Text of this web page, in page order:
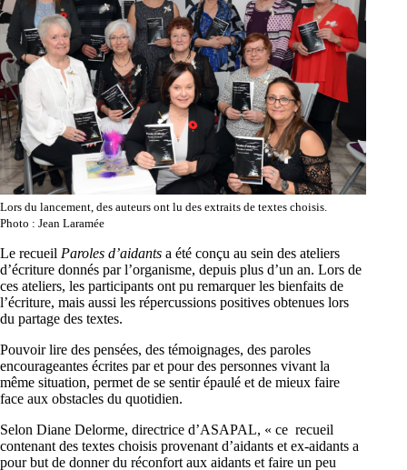
Lors du lancement, des auteurs ont lu des extraits de textes choisis.
Photo : Jean Laramée
Le recueil Paroles d’aidants a été conçu au sein des ateliers
d’écriture donnés par l’organisme, depuis plus d’un an. Lors de
ces ateliers, les participants ont pu remarquer les bienfaits de
l’écriture, mais aussi les répercussions positives obtenues lors
du partage des textes.
Pouvoir lire des pensées, des témoignages, des paroles
encourageantes écrites par et pour des personnes vivant la
même situation, permet de se sentir épaulé et de mieux faire
face aux obstacles du quotidien.
Selon Diane Delorme, directrice d’ASAPAL, « ce recueil
contenant des textes choisis provenant d’aidants et ex-aidants a
pour but de donner du réconfort aux aidants et faire un peu